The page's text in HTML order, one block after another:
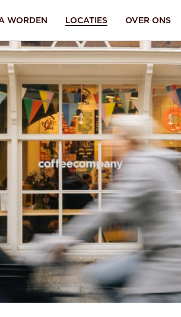
WORDEN LOCATIES OVER ONS
Ik ben mijnwachtwoord
vergeten.
met onze
SEND